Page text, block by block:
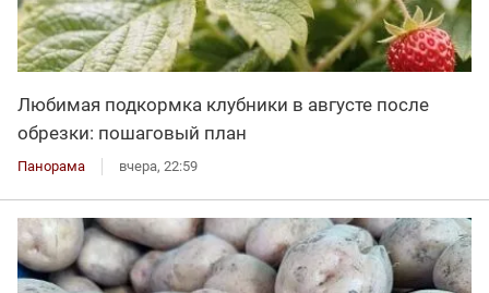
Любимая подкормка клубники в августе после
обрезки: пошаговый план
Панорама вчера, 22:59